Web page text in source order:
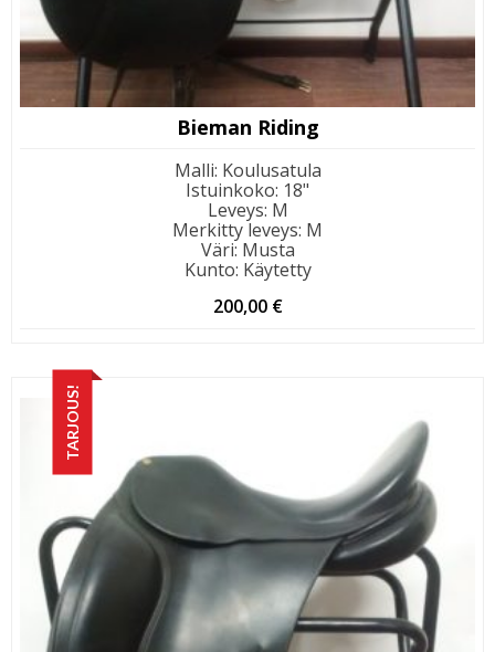
Bieman Riding
Malli: Koulusatula
Istuinkoko: 18"
Leveys: M
Merkitty leveys: M
Väri: Musta
Kunto: Käytetty
200,00 €
TARJOUS!